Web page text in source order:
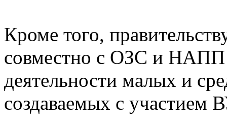
Кроме того,
совместно с ОЗС и НАПП
деятельности малых и
создаваемых с участием